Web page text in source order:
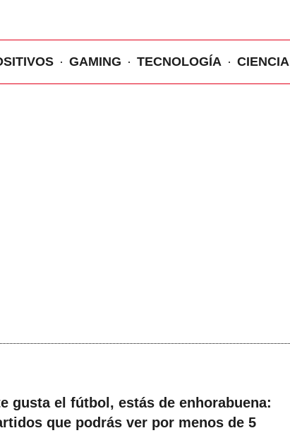
GAMING TECNOLOGÍA CIENCIA
gusta el fútbol, estás de enhorabuena:
que podrás ver por menos de 5